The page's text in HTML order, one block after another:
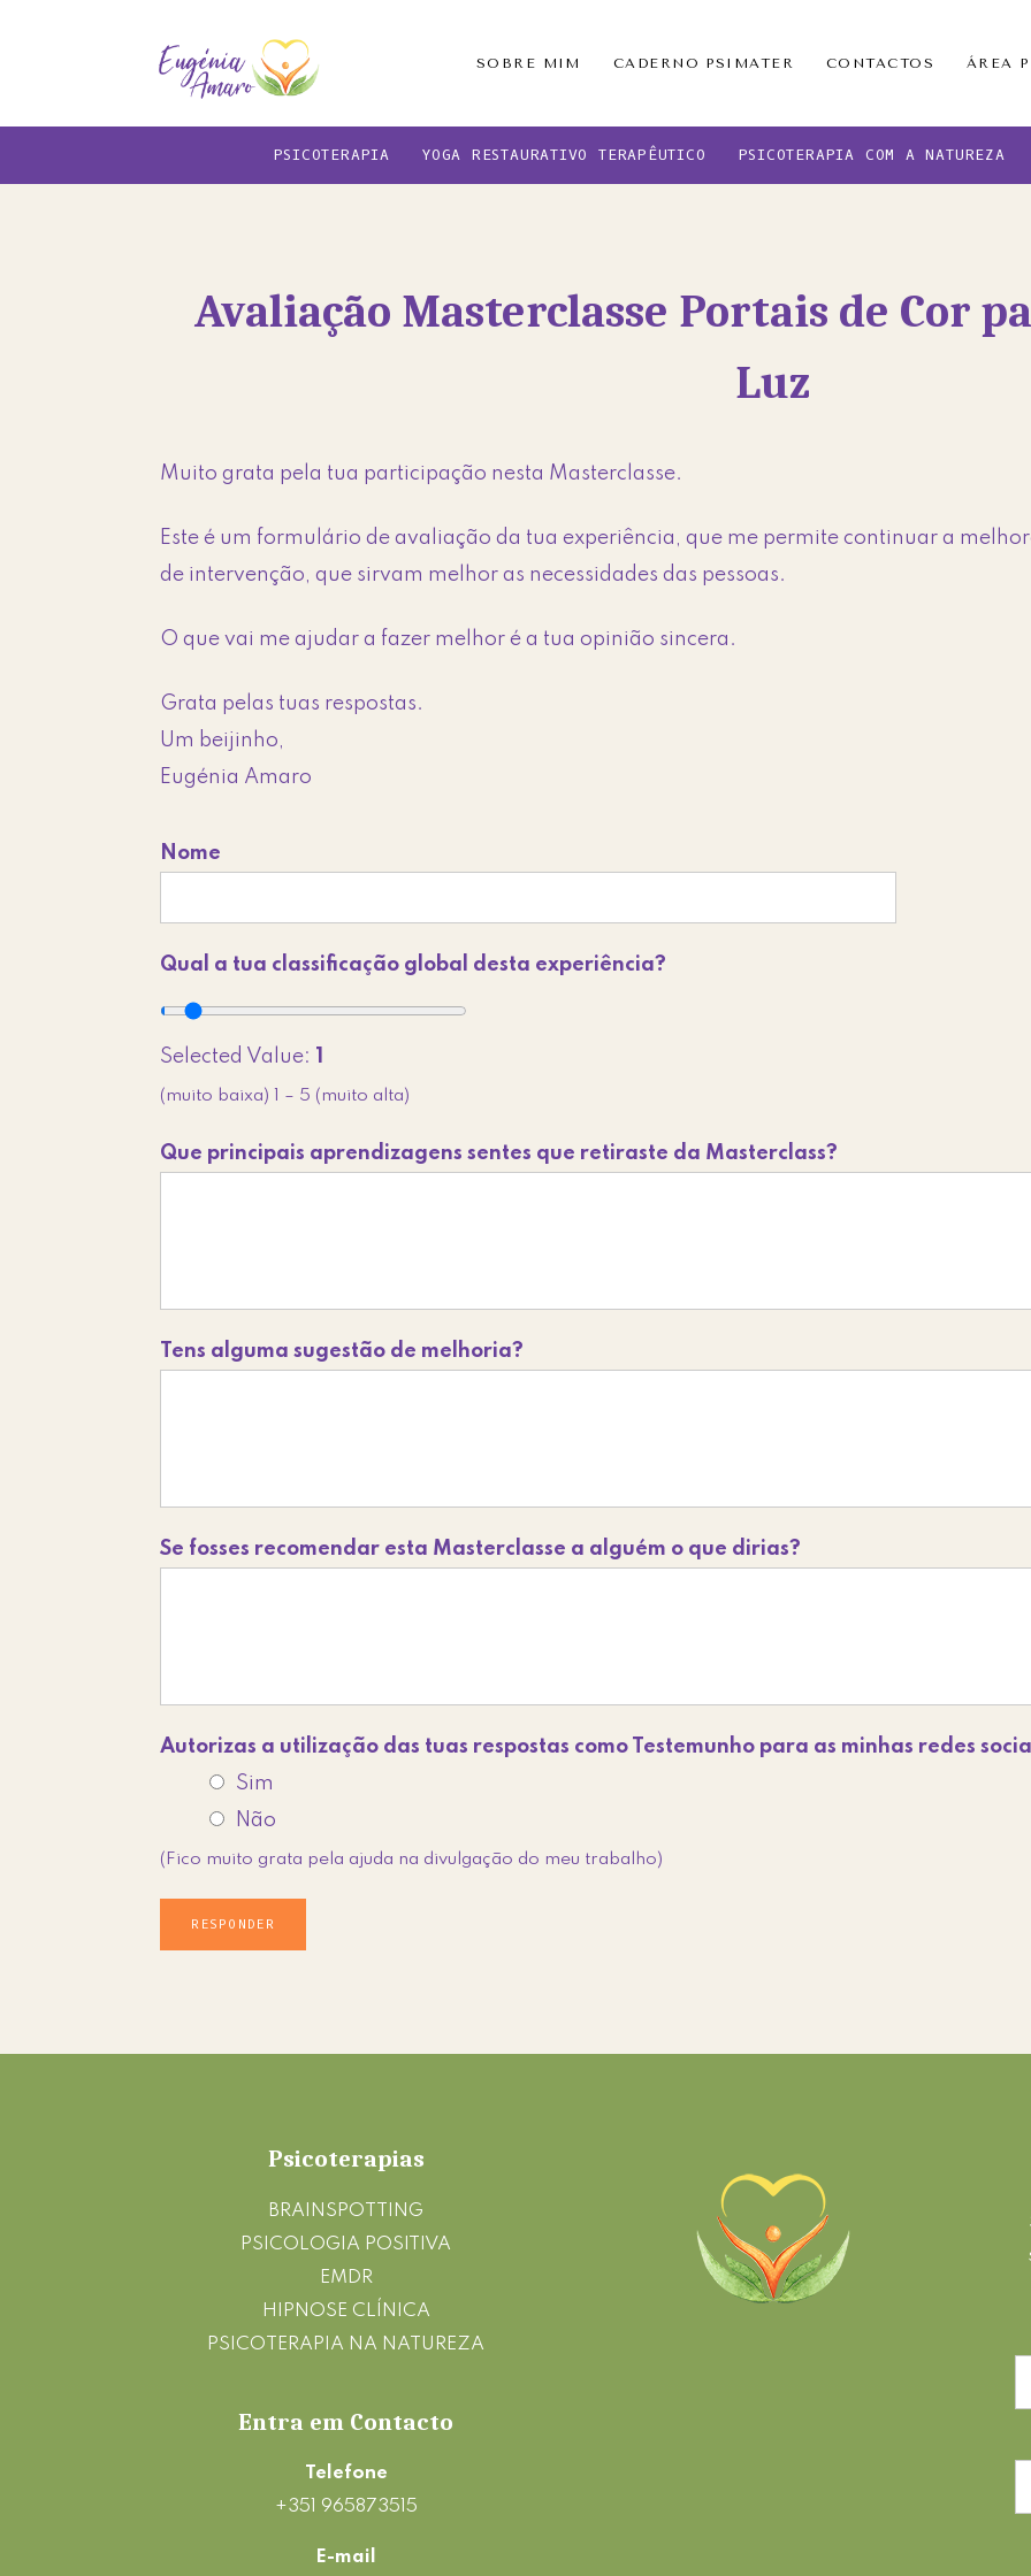
content
SOBRE MIM CADERNO PSIMATER CONTACTOS ÁREA
PSICOTERAPIA YOGA RESTAURATIVO TERAPÊUTICO PSICOTERAPIA COM A NATUREZA
Avaliação Masterclasse Portais de Cor
Luz
Muito grata pela tua participação nesta Masterclasse.
Este é um formulário de avaliação da tua experiência, que me permite continuar a
de intervenção, que sirvam melhor as necessidades das pessoas.
O que vai me ajudar a fazer melhor é a tua opinião sincera.
Grata pelas tuas respostas.
Um beijinho,
Eugénia Amaro
Nome
Qual a tua classificação global desta experiência?
Selected Value: 1
(muito baixa) 1 – 5 (muito alta)
Que principais aprendizagens sentes que retiraste da Masterclass?
Tens alguma sugestão de melhoria?
Se fosses recomendar esta Masterclasse a alguém o que dirias?
Autorizas a utilização das tuas respostas como Testemunho para as minhas redes
Sim
Não
(Fico muito grata pela ajuda na divulgação do meu trabalho)
RESPONDER
Psicoterapias
BRAINSPOTTING
PSICOLOGIA POSITIVA
EMDR
HIPNOSE CLÍNICA
PSICOTERAPIA NA NATUREZA
Entra em Contacto
Telefone
+351 965873515
E-mail